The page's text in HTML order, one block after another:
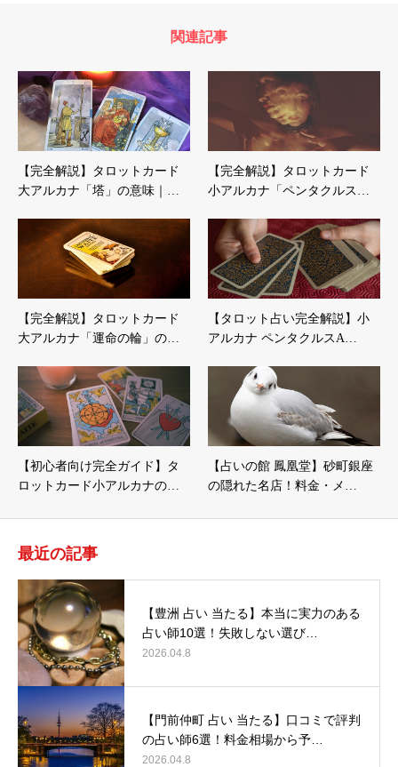
関連記事
【完全解説】タロットカード
大アルカナ「塔」の意味｜…
【完全解説】タロットカード
小アルカナ「ペンタクルス…
【完全解説】タロットカード
大アルカナ「運命の輪」の…
【タロット占い完全解説】小
アルカナ ペンタクルスA…
【初心者向け完全ガイド】タ
ロットカード小アルカナの…
【占いの館 鳳凰堂】砂町銀座
の隠れた名店！料金・メ…
最近の記事
【豊洲 占い 当たる】本当に実力のある
占い師10選！失敗しない選び…
2026.04.8
【門前仲町 占い 当たる】口コミで評判
の占い師6選！料金相場から予…
2026.04.8